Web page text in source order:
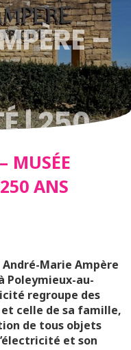
–
| 250
MUSÉE
ANS
André-Marie Ampère
Poleymieux-au-
regroupe des
et celle de sa famille,
de tous objets
et son